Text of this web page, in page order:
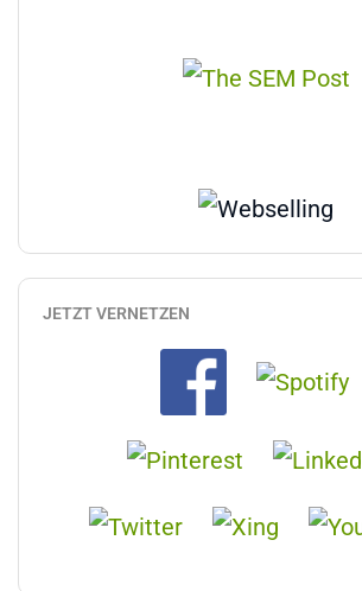
JETZT VERNETZEN